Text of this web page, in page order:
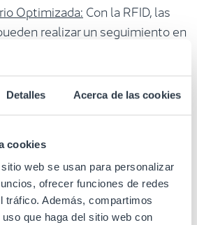
Detalles Acerca de las cookies
cookies
web se usan para personalizar
ofrecer funciones de redes
tráfico. Además, compartimos
que haga del sitio web con
Optimizada: Con la RFID, las
realizar un seguimiento en
lo que permite una
el control de stock. Esto es
artículos de alta demanda o
del Cliente:La
RFID en cosméticos puede
la experiencia de